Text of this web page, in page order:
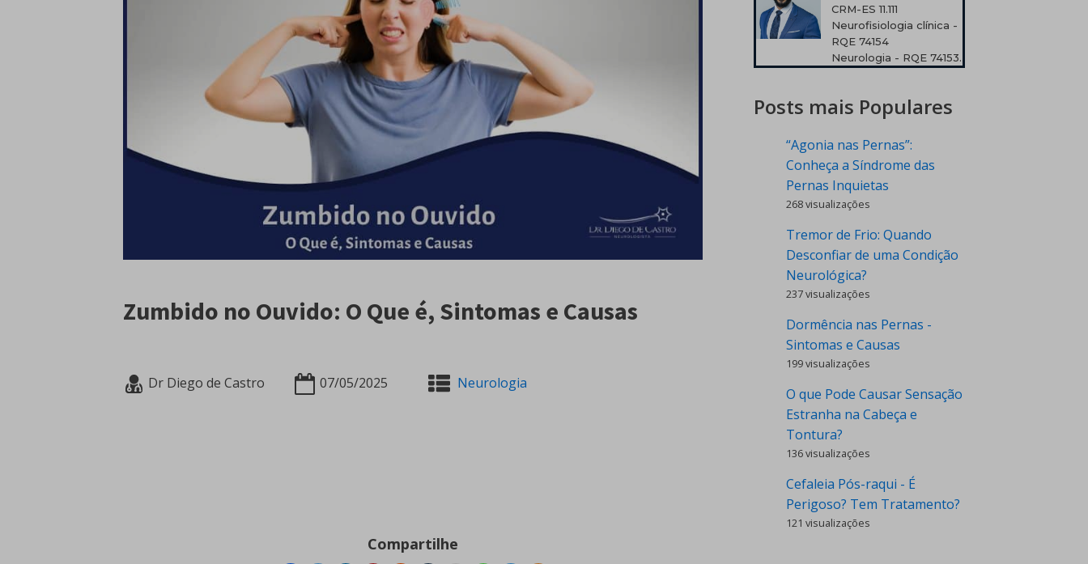
Zumbido no Ouvido: O Que é, Sintomas e Causas
Dr Diego de Castro 07/05/2025 Neurologia
Compartilhe
CRM-ES 11.111
Neurofisiologia clínica -
RQE 74154
Neurologia - RQE 74153.
Posts mais Populares
“Agonia nas Pernas”:
Conheça a Síndrome das
Pernas Inquietas
268 visualizações
Tremor de Frio: Quando
Desconfiar de uma Condição
Neurológica?
237 visualizações
Dormência nas Pernas -
Sintomas e Causas
199 visualizações
O que Pode Causar Sensação
Estranha na Cabeça e
Tontura?
136 visualizações
Cefaleia Pós-raqui - É
Perigoso? Tem Tratamento?
121 visualizações